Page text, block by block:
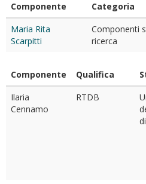
Componente
Categoria
Maria Rita
Scarpitti
Componenti
ricerca
Componente Qualifica
Ilaria
Cennamo
RTDB